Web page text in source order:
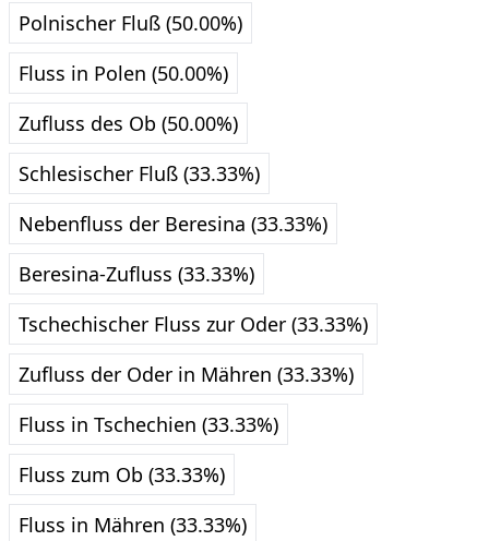
Polnischer Fluß (50.00%)
Fluss in Polen (50.00%)
Zufluss des Ob (50.00%)
Schlesischer Fluß (33.33%)
Nebenfluss der Beresina (33.33%)
Beresina-Zufluss (33.33%)
Tschechischer Fluss zur Oder (33.33%)
Zufluss der Oder in Mähren (33.33%)
Fluss in Tschechien (33.33%)
Fluss zum Ob (33.33%)
Fluss in Mähren (33.33%)